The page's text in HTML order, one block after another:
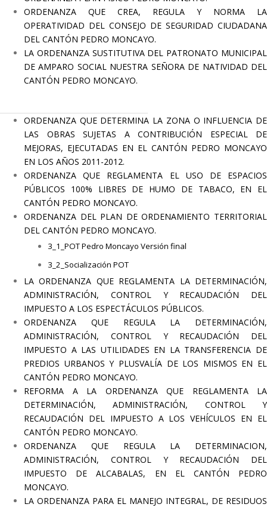
ORDENANZA QUE CREA, REGULA Y NORMA LA
OPERATIVIDAD DEL CONSEJO DE SEGURIDAD CIUDADANA
DEL CANTÓN PEDRO MONCAYO.
LA ORDENANZA SUSTITUTIVA DEL PATRONATO MUNICIPAL
DE AMPARO SOCIAL NUESTRA SEÑORA DE NATIVIDAD DEL
CANTÓN PEDRO MONCAYO.
ORDENANZA QUE DETERMINA LA ZONA O INFLUENCIA DE
LAS OBRAS SUJETAS A CONTRIBUCIÓN ESPECIAL DE
MEJORAS, EJECUTADAS EN EL CANTÓN PEDRO MONCAYO
EN LOS AÑOS 2011-2012.
ORDENANZA QUE REGLAMENTA EL USO DE ESPACIOS
PÚBLICOS 100% LIBRES DE HUMO DE TABACO, EN EL
CANTÓN PEDRO MONCAYO.
ORDENANZA DEL PLAN DE ORDENAMIENTO TERRITORIAL
DEL CANTÓN PEDRO MONCAYO.
3_1_POT Pedro Moncayo Versión final
3_2_Socialización POT
LA ORDENANZA QUE REGLAMENTA LA DETERMINACIÓN,
ADMINISTRACIÓN, CONTROL Y RECAUDACIÓN DEL
IMPUESTO A LOS ESPECTÁCULOS PÚBLICOS.
ORDENANZA QUE REGULA LA DETERMINACIÓN,
ADMINISTRACIÓN, CONTROL Y RECAUDACIÓN DEL
IMPUESTO A LAS UTILIDADES EN LA TRANSFERENCIA DE
PREDIOS URBANOS Y PLUSVALÍA DE LOS MISMOS EN EL
CANTÓN PEDRO MONCAYO.
REFORMA A LA ORDENANZA QUE REGLAMENTA LA
DETERMINACIÓN, ADMINISTRACIÓN, CONTROL Y
RECAUDACIÓN DEL IMPUESTO A LOS VEHÍCULOS EN EL
CANTÓN PEDRO MONCAYO.
ORDENANZA QUE REGULA LA DETERMINACION,
ADMINISTRACIÓN, CONTROL Y RECAUDACIÓN DEL
IMPUESTO DE ALCABALAS, EN EL CANTÓN PEDRO
MONCAYO.
LA ORDENANZA PARA EL MANEJO INTEGRAL, DE RESIDUOS